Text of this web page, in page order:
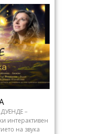
–
интерактивен
на звука